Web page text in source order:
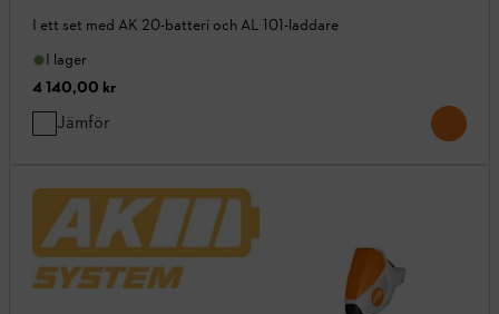
I ett set med AK 20-batteri och AL 101-laddare
I lager
4 140,00 kr
Jämför